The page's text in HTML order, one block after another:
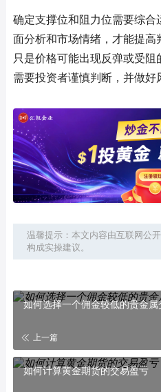
确定支撑位和阻力位需要综合
面分析和市场情绪，才能提高
只是价格可能出现反弹或受阻
需要投资者谨慎判断，并做好
温馨提示：本文内容由互联网公
构成实操建议。
如何选择一个佣金较低的贵金属
上一篇
如何计算黄金期货的交易盈亏